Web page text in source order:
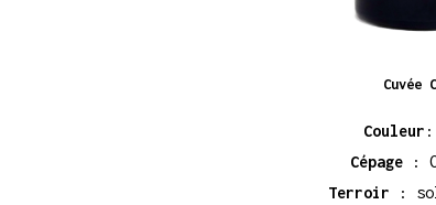
Cuvée
Couleur
Cépage :
Terroir :